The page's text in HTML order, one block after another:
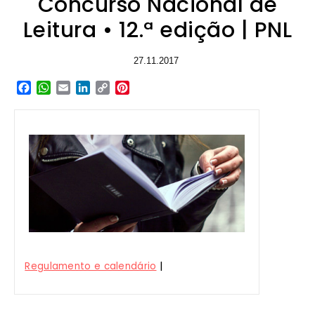
Leitura • 12.ª edição | PNL
27.11.2017
Facebook
WhatsApp
EmailLinkedIn
Copy
Regulamento e calendário |